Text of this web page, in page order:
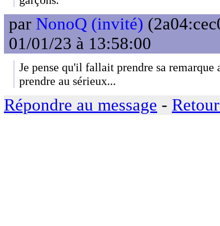
par NonoQ (invité)
01/01/23 à 13:58:00
Je pense qu'il fallait prendre sa remarque
prendre au sérieux...
Répondre au message -